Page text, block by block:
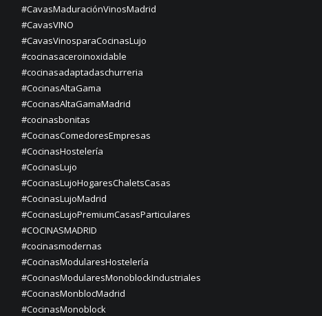
#CavasMaduraciónVinosMadrid
#CavasVINO
#CavasVinosparaCocinasLujo
#cocinasaceroinoxidable
#cocinasadaptadaschurreria
#CocinasAltaGama
#CocinasAltaGamaMadrid
#cocinasbonitas
#CocinasComedoresEmpresas
#CocinasHostelería
#CocinasLujo
#CocinasLujoHogaresChaletsCasas
#CocinasLujoMadrid
#CocinasLujoPremiumCasasParticulares
#COCINASMADRID
#cocinasmodernas
#CocinasModularesHostelería
#CocinasModularesMonoblockIndustriales
#CocinasMonblocMadrid
#CocinasMonoblock